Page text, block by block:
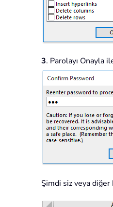
3. Parolayı Onayla
Şimdi siz veya diğer